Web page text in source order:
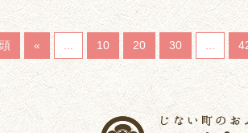
« 10 20 30